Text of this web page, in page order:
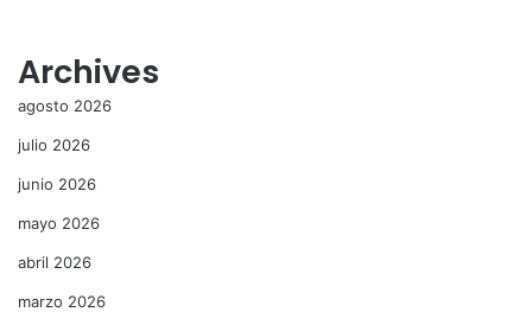
Archives
agosto 2026
julio 2026
junio 2026
mayo 2026
abril 2026
marzo 2026